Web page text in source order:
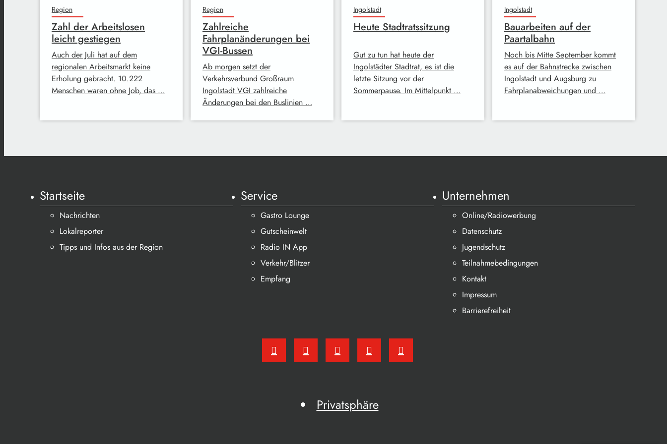
Region
Zahl der Arbeitslosen
leicht gestiegen
Auch der Juli hat auf dem
regionalen Arbeitsmarkt keine
Erholung gebracht. 10.222
Menschen waren ohne Job, das …
Region
Zahlreiche
Fahrplanänderungen bei
VGI-Bussen
Ab morgen setzt der
Verkehrsverbund Großraum
Ingolstadt VGI zahlreiche
Änderungen bei den Buslinien …
Ingolstadt
Heute Stadtratssitzung
Gut zu tun hat heute der
Ingolstädter Stadtrat, es ist die
letzte Sitzung vor der
Sommerpause. Im Mittelpunkt …
Ingolstadt
Bauarbeiten auf der
Paartalbahn
Noch bis Mitte September kommt
es auf der Bahnstrecke zwischen
Ingolstadt und Augsburg zu
Fahrplanabweichungen und …
Startseite
Nachrichten
Lokalreporter
Tipps und Infos aus der Region
Service
Gastro Lounge
Gutscheinwelt
Radio IN App
Verkehr/Blitzer
Empfang
Unternehmen
Online/Radiowerbung
Datenschutz
Jugendschutz
Teilnahmebedingungen
Kontakt
Impressum
Barrierefreiheit
Privatsphäre